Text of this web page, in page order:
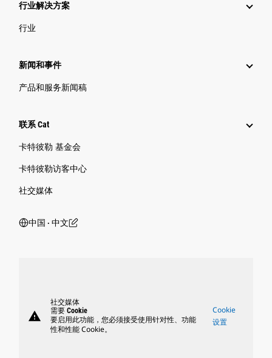
行业解决方案
行业
新闻和事件
产品和服务新闻稿
联系 Cat
卡特彼勒 基金会
卡特彼勒访客中心
社交媒体
中国 ‧ 中文
warning
社交媒体
需要 Cookie
要启用此功能，您必须接受使用针对性、功能
性和性能 Cookie。
Cookie
设置